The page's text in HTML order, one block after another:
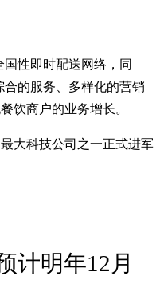
性即时配送网络，同
合的服务、多样化的营销
饮商户的业务增长。
大科技公司之一正式进军
计明年12月